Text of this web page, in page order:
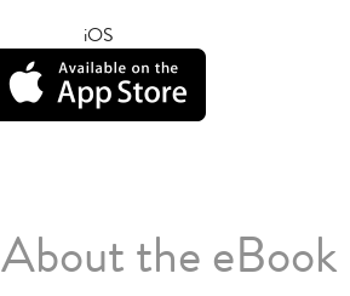
iOS
About the eBook